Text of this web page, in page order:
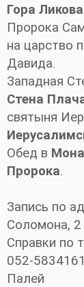
Гора
Пророка
на царство
Давида.
Западная
Стена
святыня
Обед в
Пророка.
Запись по
Соломона,
Справки по
052-5834161
Палей